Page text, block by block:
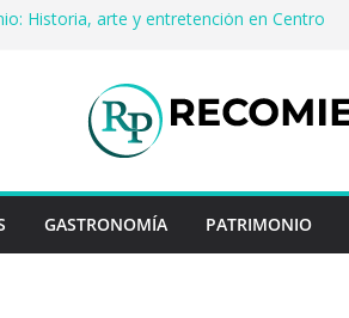
Historia, arte y entretención en Centro
Rayo Credit y diferencias frente a
historias: ingredientes que dieron
enterosGASTRONOMÍA PATRIMONIO